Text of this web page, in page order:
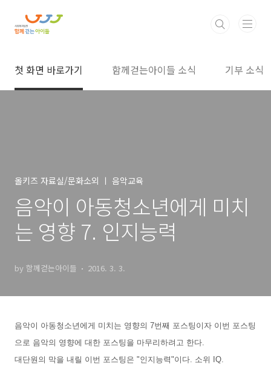
첫 화면 바로가기 함께걷는아이들 소식 기부 소식
올키즈 자료실/문화소외 ㅣ 음악교육
음악이 아동청소년에게 미치
는 영향 7. 인지능력
by 함께걷는아이들 2016. 3. 3.
음악이 아동청소년에게 미치는 영향의 7번째 포스팅이자 이번 포스팅
으로 음악의 영향에 대한 포스팅을 마무리하려고 한다.
대단원의 막을 내릴 이번 포스팅은 "인지능력"이다. 소위 IQ.